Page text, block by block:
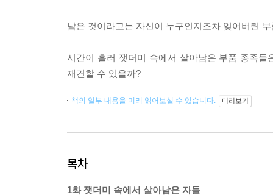
남은 것이라고는 자신이 누구인지조차 잊어버린
시간이 흘러 잿더미 속에서 살아남은 부품 종족
재건할 수 있을까?
책의 일부 내용을 미리 읽어보실 수 있습니다. 미리보기
목차
1화 잿더미 속에서 살아남은 자들